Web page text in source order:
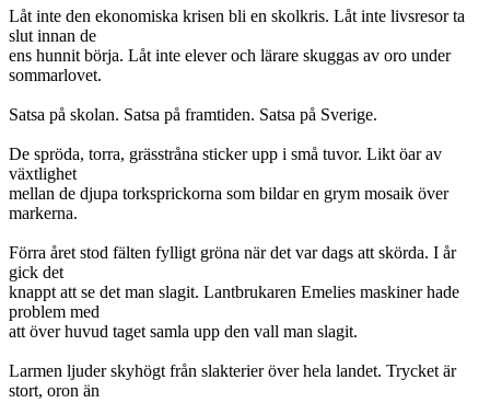
Låt inte den ekonomiska krisen bli en skolkris. Låt inte livsresor ta
slut innan de
ens hunnit börja. Låt inte elever och lärare skuggas av oro under
sommarlovet.
Satsa på skolan. Satsa på framtiden. Satsa på Sverige.
De spröda, torra, grässtråna sticker upp i små tuvor. Likt öar av
växtlighet
mellan de djupa torksprickorna som bildar en grym mosaik över
markerna.
Förra året stod fälten fylligt gröna när det var dags att skörda. I år
gick det
knappt att se det man slagit. Lantbrukaren Emelies maskiner hade
problem med
att över huvud taget samla upp den vall man slagit.
Larmen ljuder skyhögt från slakterier över hela landet. Trycket är
stort, oron än